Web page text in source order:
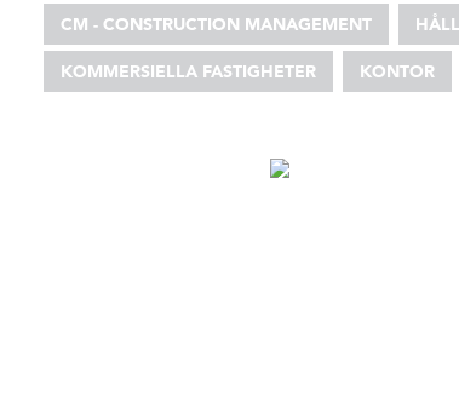
CM - CONSTRUCTION MANAGEMENT
KOMMERSIELLA FASTIGHETER KONTOR